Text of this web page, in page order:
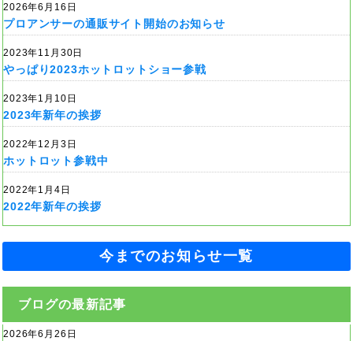
2026年6月16日
プロアンサーの通販サイト開始のお知らせ
2023年11月30日
やっぱり2023ホットロットショー参戦
2023年1月10日
2023年新年の挨拶
2022年12月3日
ホットロット参戦中
2022年1月4日
2022年新年の挨拶
今までのお知らせ一覧
ブログの最新記事
2026年6月26日